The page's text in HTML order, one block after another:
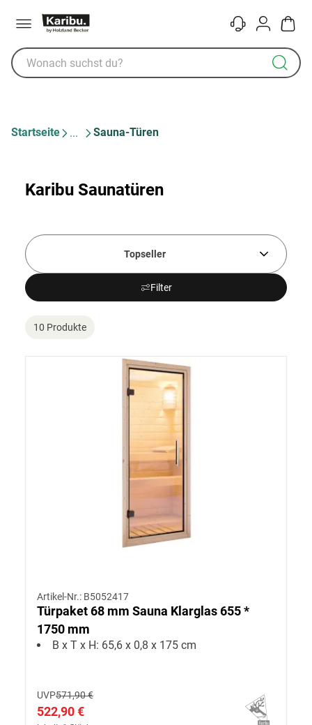
KontaktKonto
Startseite Sauna-Türen
Karibu Saunatüren
Topseller
Filter
10 Produkte
Artikel-Nr.: B5052417
Türpaket 68 mm Sauna Klarglas 655 *
1750 mm
B x T x H: 65,6 x 0,8 x 175 cm
UVP571,90 €
522,90 €